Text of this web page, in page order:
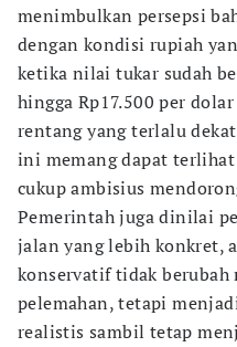
menimbulkan persepsi
dengan kondisi rupiah
ketika nilai tukar sudah
hingga Rp17.500 per
rentang yang terlalu
ini memang dapat
cukup ambisius
Pemerintah juga dinilai
jalan yang lebih konkret,
konservatif tidak berubah
pelemahan, tetapi
realistis sambil tetap